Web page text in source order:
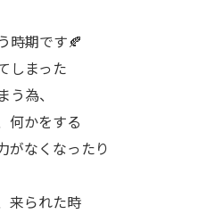
時期です🍂
しまった
為、
何かをする
がなくなったり
来られた時